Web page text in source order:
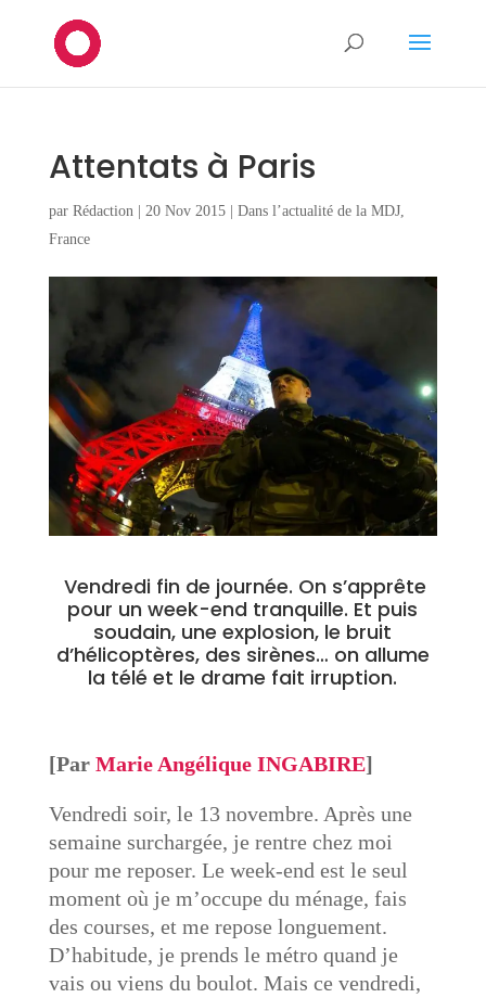
Attentats à Paris
par Rédaction| 20 Nov 2015| Dans l’actualité de la MDJ,
France
Vendredi fin de journée. On s’apprête
pour un week-end tranquille. Et puis
soudain, une explosion, le bruit
d’hélicoptères, des sirènes… on allume
la télé et le drame fait irruption.
[Par Marie Angélique INGABIRE]
Vendredi soir, le 13 novembre. Après une
semaine surchargée, je rentre chez moi
pour me reposer. Le week-end est le seul
moment où je m’occupe du ménage, fais
des courses, et me repose longuement.
D’habitude, je prends le métro quand je
vais ou viens du boulot. Mais ce vendredi,